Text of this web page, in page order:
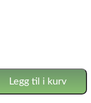
Legg til i kurv